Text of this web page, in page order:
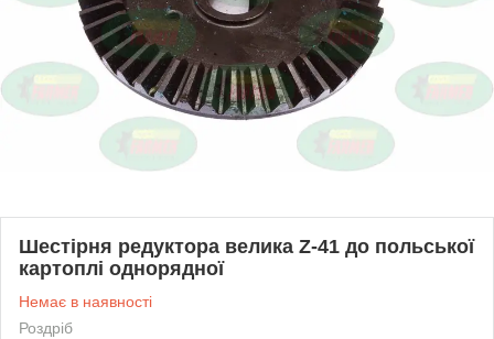
Шестірня редуктора велика Z-41 до польської
картоплі однорядної
Немає в наявності
Роздріб